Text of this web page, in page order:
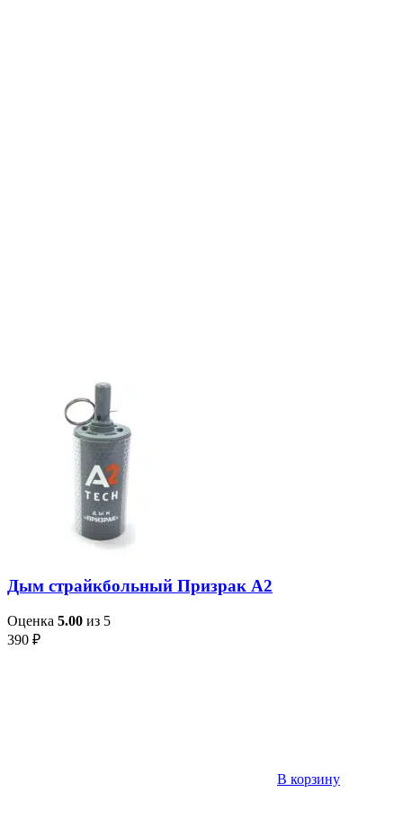
Дым страйкбольный Призрак А2
Оценка 5.00 из 5
390 ₽
В корзину